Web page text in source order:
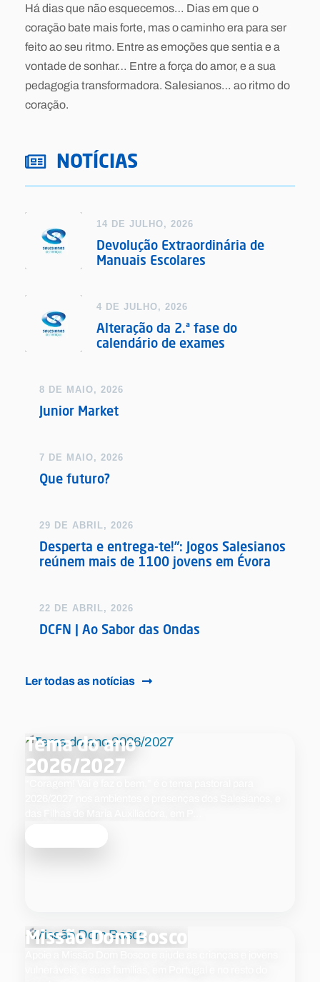
Há dias que não esquecemos… Dias em que o
coração bate mais forte, mas o caminho era para ser
feito ao seu ritmo. Entre as emoções que sentia e a
vontade de sonhar… Entre a força do amor, e a sua
pedagogia transformadora. Salesianos… ao ritmo do
coração.
NOTÍCIAS
14 DE JULHO, 2026
Devolução Extraordinária de
Manuais Escolares
4 DE JULHO, 2026
Alteração da 2.ª fase do
calendário de exames
8 DE MAIO, 2026
Junior Market
7 DE MAIO, 2026
Que futuro?
29 DE ABRIL, 2026
Desperta e entrega-te!”: Jogos Salesianos
reúnem mais de 1100 jovens em Évora
22 DE ABRIL, 2026
DCFN | Ao Sabor das Ondas
Ler todas as notícias
Tema do ano
2026/2027
Missão Dom Bosco